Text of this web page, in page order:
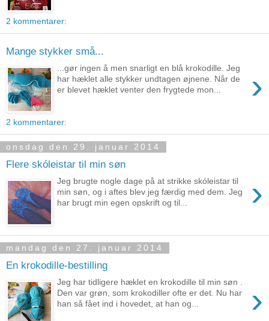
2 kommentarer:
Mange stykker små...
›
...gør ingen å men snarligt en blå krokodille. Jeg
har hæklet alle stykker undtagen øjnene. Når de
er blevet hæklet venter den frygtede mon...
2 kommentarer:
onsdag den 29. januar 2014
Flere skóleistar til min søn
›
Jeg brugte nogle dage på at strikke skóleistar til
min søn, og i aftes blev jeg færdig med dem. Jeg
har brugt min egen opskrift og til...
mandag den 27. januar 2014
En krokodille-bestilling
›
Jeg har tidligere hæklet en krokodille til min søn .
Den var grøn, som krokodiller ofte er det. Nu har
han så fået ind i hovedet, at han og...